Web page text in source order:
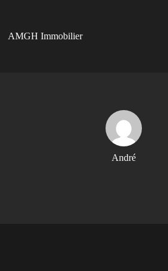
AMGH Immobilier
André